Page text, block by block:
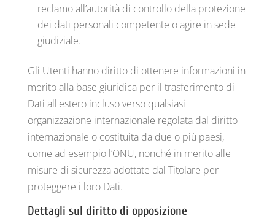
reclamo all’autorità di controllo della protezione
dei dati personali competente o agire in sede
giudiziale.
Gli Utenti hanno diritto di ottenere informazioni in
merito alla base giuridica per il trasferimento di
Dati all'estero incluso verso qualsiasi
organizzazione internazionale regolata dal diritto
internazionale o costituita da due o più paesi,
come ad esempio l’ONU, nonché in merito alle
misure di sicurezza adottate dal Titolare per
proteggere i loro Dati.
Dettagli sul diritto di opposizione